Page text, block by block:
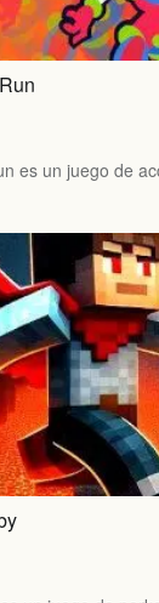
es un juego de